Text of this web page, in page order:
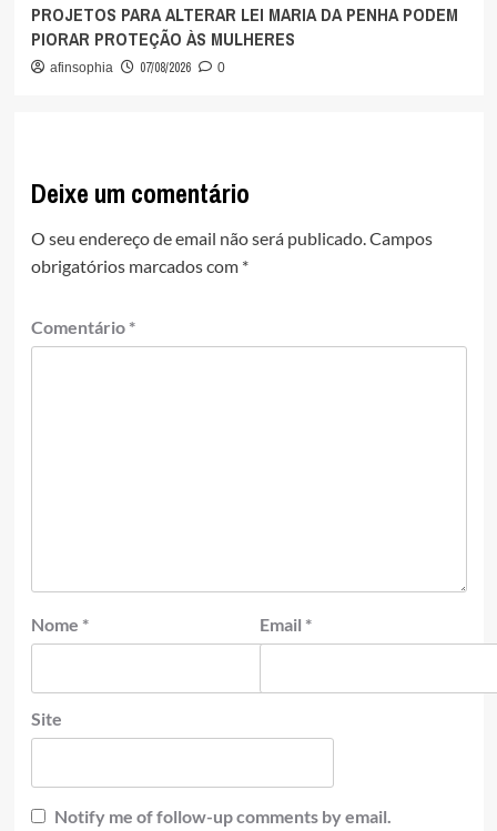
PROJETOS PARA ALTERAR LEI MARIA DA PENHA PODEM
PIORAR PROTEÇÃO ÀS MULHERES
afinsophia 07/08/2026 0
Deixe um comentário
O seu endereço de email não será publicado.Campos
obrigatórios marcados com *
Comentário *
Nome * Email *
Site
Notify me of follow-up comments by email.